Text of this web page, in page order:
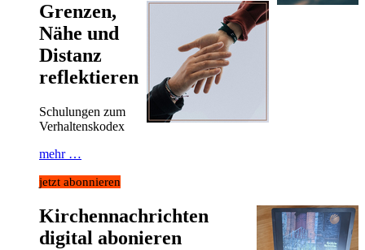
Grenzen,
Nähe und
Distanz
reflektieren
Schulungen zum
Verhaltenskodex
mehr …
jetzt abonnieren
Kirchennachrichten
digital abonieren